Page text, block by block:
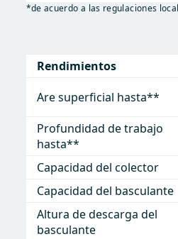
*de acuerdo a las regulaciones
Rendimientos
Are superficial hasta**
Profundidad de trabajo
hasta**
Capacidad del colector
Capacidad del basculante
Altura de descarga del
basculante